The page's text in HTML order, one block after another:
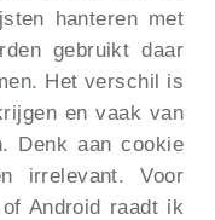
hanteren met
gebruikt daar
Het verschil is
en vaak van
Denk aan cookie
irrelevant. Voor
Android raadt ik